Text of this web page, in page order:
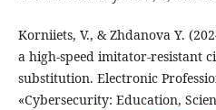
Korniiets, V., & Zhdanovа Y.
a high-speed imitator-resistant
substitution. Electronic
«Cybersecurity: Education,